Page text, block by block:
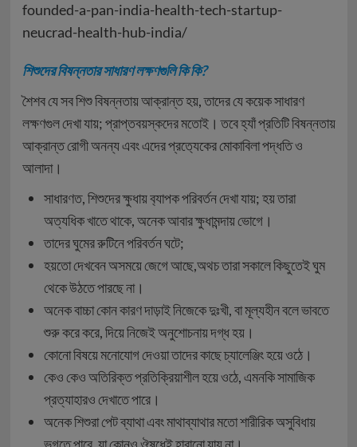
founded-a-pan-india-health-tech-startup-
neucrad-health-hub-india/
শিশুদের বিষন্নতার সাধারণ লক্ষণগুলি কি কি?
শৈশব যে সব শিশু বিষন্নতায় আক্রান্ত হয়, তাদের যে কয়েক সাধারণ
লক্ষণগুল দেখা যায়; প্রাপ্তবয়স্কদের মতোই। তবে হ্যাঁ প্রতিটি বিষন্নতায়
আক্রান্ত রোগী অনন্য এবং এদের প্রত‍্যেকের মোকাবিলা পদ্ধতি ও
আলাদা।
সাধারণত, শিশুদের ক্ষুধায় ব‍্যাপক পরিবর্তন দেখা যায়; হয় তারা
অত্যধিক খাতে থাকে, অনেক আবার ক্ষুধামন্দায় ভোগে।
তাদের ঘুমের রুটিনে পরিবর্তন ঘটে;
হয়তো দেখবেন অসময়ে জেগে আছে,অথচ তারা সকালে কিছুতেই ঘুম
থেকে উঠতে পারছে না।
অনেক বাচ্চা কোন কারণ দাড়াই নিজেকে দুঃখী, বা মূল্যহীন বলে ভাবতে
শুরু করে করে, দিয়ে নিজেই অনুশোচনায় দগ্ধ হয়।
কোনো বিষয়ে মনোযোগ দেওয়া তাদের কাছে চ্যালেঞ্জিং হয়ে ওঠে।
কেও কেও অতিরিক্ত প্রতিক্রিয়াশীল হয়ে ওঠে, এমনকি সামাজিক
প্রত্যাহারও দেখাতে পারে।
অনেক শিশুরা পেট ব্যাথা এবং মাথাব্যাথার মতো শারীরিক অসুবিধায়